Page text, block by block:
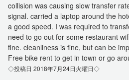
collision was causing slow transfer
signal. carried a laptop around the
a good speed. I was required to
need to go out for some restaurant
fine. cleanliness is fine, but can be
Free bike rent to get in town or go
◇投稿日 2018年7月24日火曜日◇